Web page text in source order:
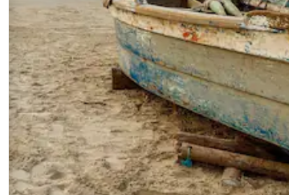
shigjetave lart e poshtë ose eksploro duke prekur